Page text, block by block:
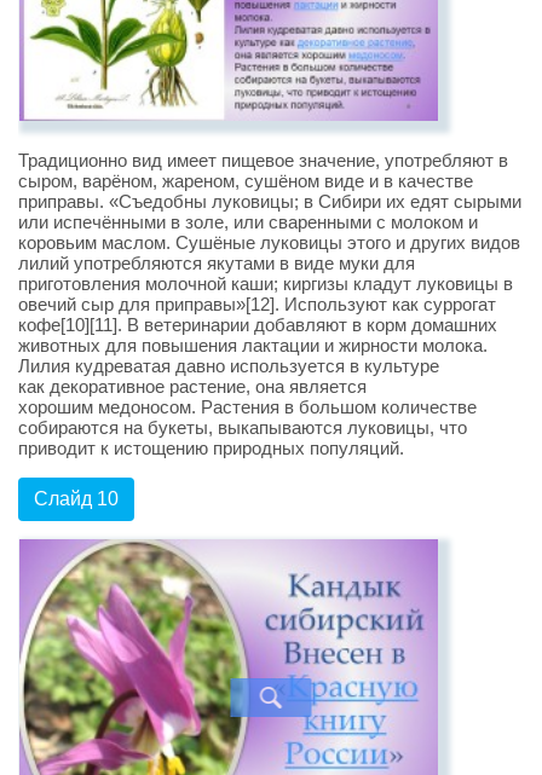
Традиционно вид имеет пищевое значение, употребляют в
сыром, варёном, жареном, сушёном виде и в качестве
приправы. «Съедобны луковицы; в Сибири их едят сырыми
или испечёнными в золе, или сваренными с молоком и
коровьим маслом. Сушёные луковицы этого и других видов
лилий употребляются якутами в виде муки для
приготовления молочной каши; киргизы кладут луковицы в
овечий сыр для приправы»[12]. Используют как суррогат
кофе[10][11]. В ветеринарии добавляют в корм домашних
животных для повышения лактации и жирности молока.
Лилия кудреватая давно используется в культуре
как декоративное растение, она является
хорошим медоносом. Растения в большом количестве
собираются на букеты, выкапываются луковицы, что
приводит к истощению природных популяций.
Слайд 10